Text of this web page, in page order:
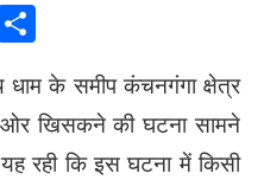
Messenger
धाम के समीप कंचनगंगा क्षेत्र
खिसकने की घटना सामने
रही कि इस घटना में किसी